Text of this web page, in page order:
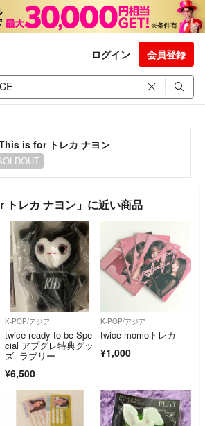
ログイン 会員登録
is for トレカ ナヨン
トレカ ナヨン」に近い商品
K-POP/アジア
twice ready to be Spe
cial アプグレ特典グッ
ズ ラブリー
¥6,500
K-POP/アジア
twice momoトレカ
¥1,000